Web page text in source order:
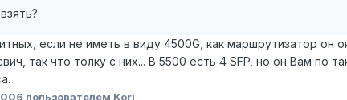
если не иметь в виду 4500G, как маршрутизатор
так что толку с них... В 5500 есть 4 SFP, но он Вам
пользователем Korj